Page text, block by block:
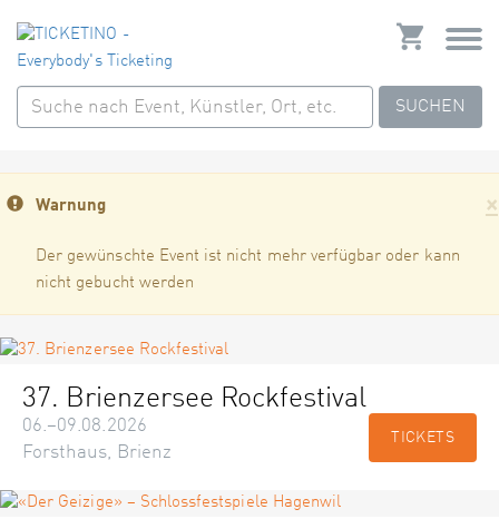
SUCHEN
×
Warnung
Der gewünschte Event ist nicht mehr verfügbar oder kann
nicht gebucht werden
37. Brienzersee Rockfestival
06.–09.08.2026
Forsthaus, Brienz
TICKETS